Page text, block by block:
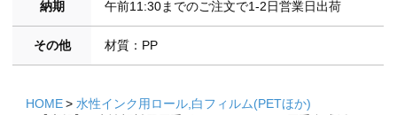
納期 午前11:30までのご注文で1-2日営業日出荷
その他 材質：PP
HOME
水性インク用ロール,白フィルム(PETほか)